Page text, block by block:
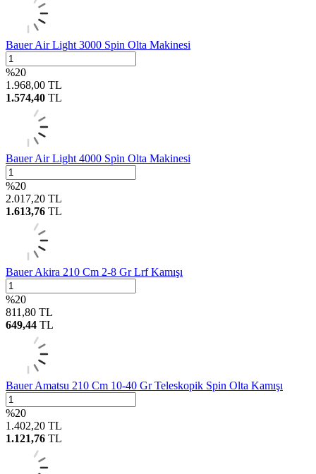
Bauer Air Light 3000 Spin Olta Makinesi
%20
1.968,00 TL
1.574,40 TL
Bauer Air Light 4000 Spin Olta Makinesi
%20
2.017,20 TL
1.613,76 TL
Bauer Akira 210 Cm 2-8 Gr Lrf Kamışı
%20
811,80 TL
649,44 TL
Bauer Amatsu 210 Cm 10-40 Gr Teleskopik Spin Olta Kamışı
%20
1.402,20 TL
1.121,76 TL